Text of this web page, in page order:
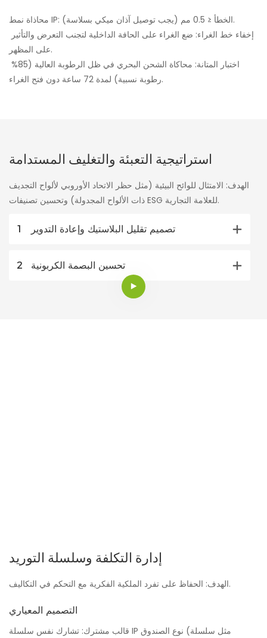
محاذاة نمط IP: الخطأ ≤ 0.5 مم (يجب توصيل آذان ميكي بسلاسة).
على المظهر.
رطوبة نسبية) لمدة 72 ساعة دون فتح الغراء.
استراتيجية التعبئة والتغليف المستدامة
الهدف: الامتثال للوائح البيئية (مثل حظر الاتحاد الأوروبي لألواح التجديف
ذات الألواح المجدولة) وتحسين تصنيفات ESG للعلامة التجارية.
1 تصميم تقليل البلاستيك وإعادة التدوير
2 تحسين البصمة الكربونية
إدارة التكلفة وسلسلة التوريد
الهدف: الحفاظ على تفرد الملكية الفكرية مع التحكم في التكاليف.
التصميم المعياري
قالب مشترك: تشارك نفس سلسلة IP نوع الصندوق (مثل سلسلة